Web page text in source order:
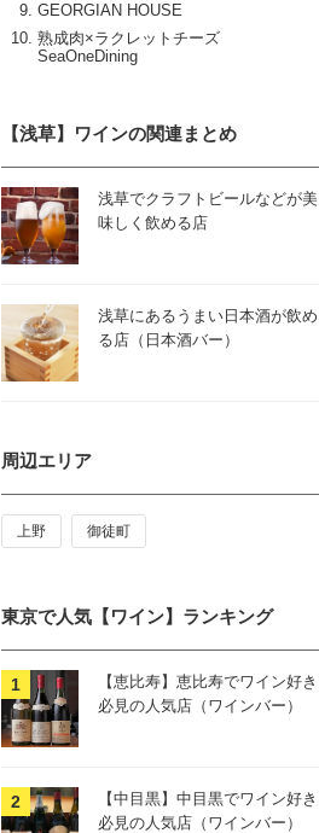
GEORGIAN HOUSE
熟成肉×ラクレットチーズ
SeaOneDining
【浅草】ワインの関連まとめ
浅草でクラフトビールなどが美
味しく飲める店
浅草にあるうまい日本酒が飲め
る店（日本酒バー）
周辺エリア
上野 御徒町
東京で人気【ワイン】ランキング
【恵比寿】恵比寿でワイン好き
必見の人気店（ワインバー）
【中目黒】中目黒でワイン好き
必見の人気店（ワインバー）